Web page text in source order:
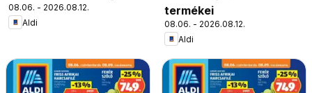
08.06. - 2026.08.12.
Aldi
termékei
08.06. - 2026.08.12.
Aldi